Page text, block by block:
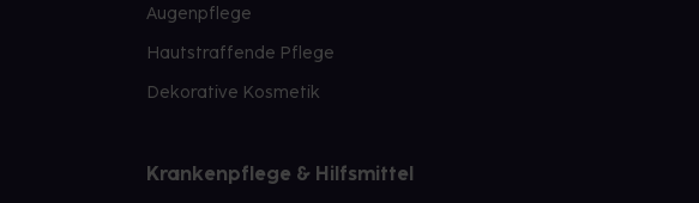
Augenpflege
Hautstraffende Pflege
Dekorative Kosmetik
Krankenpflege & Hilfsmittel